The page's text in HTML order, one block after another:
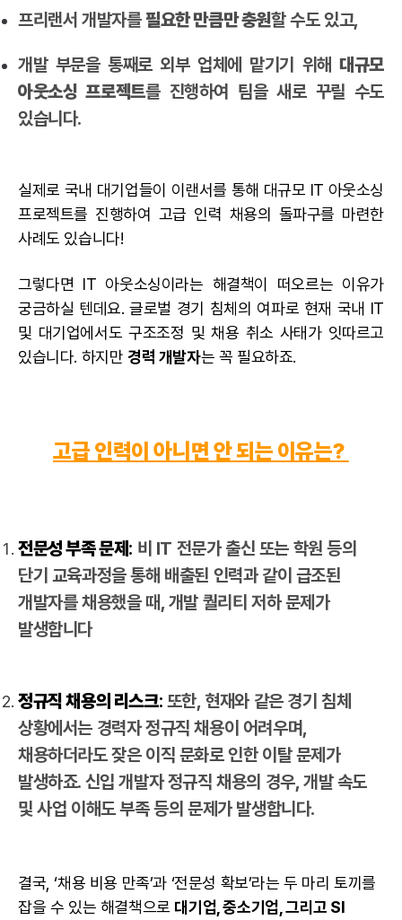
프리랜서 개발자를필요한 만큼만 충원할 수도 있고,
개발 부문을 통째로 외부 업체에 맡기기 위해대규모
아웃소싱 프로젝트를 진행하여 팀을 새로 꾸릴 수도
있습니다.
실제로 국내 대기업들이 이랜서를 통해 대규모 IT 아웃소싱
프로젝트를 진행하여 고급 인력 채용의 돌파구를 마련한
사례도 있습니다!
그렇다면 IT 아웃소싱이라는 해결책이 떠오르는 이유가
궁금하실 텐데요. 글로벌 경기 침체의 여파로 현재 국내 IT
및 대기업에서도 구조조정 및 채용 취소 사태가 잇따르고
있습니다. 하지만 경력 개발자는 꼭 필요하죠.
고급 인력이 아니면 안 되는 이유는?
전문성 부족 문제 : 비 IT 전문가 출신 또는 학원 등의
단기 교육과정을 통해 배출된 인력과 같이 급조된
개발자를 채용했을 때, 개발 퀄리티 저하 문제가
발생합니다
정규직 채용의 리스크: 또한, 현재와 같은 경기 침체
상황에서는 경력자 정규직 채용이 어려우며,
채용하더라도 잦은 이직 문화로 인한 이탈 문제가
발생하죠. 신입 개발자 정규직 채용의 경우, 개발 속도
및 사업 이해도 부족 등의 문제가 발생합니다.
결국, ‘채용 비용 만족’과 ‘전문성 확보’라는 두 마리 토끼를
잡을 수 있는 해결책으로 대기업, 중소기업, 그리고 SI